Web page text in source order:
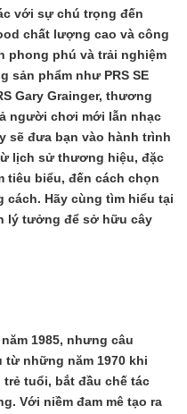
với sự chú trọng đến
chất lượng cao và công
phong phú và trải nghiệm
sản phẩm như PRS SE
Gary Grainger, thương
người chơi mới lẫn nhạc
sẽ đưa bạn vào hành trình
lịch sử thương hiệu, đặc
tiêu biểu, đến cách chọn
cách. Hãy cùng tìm hiểu tại
lý tưởng để sở hữu cây
1985, nhưng câu
những năm 1970 khi
trẻ tuổi, bắt đầu chế tác
Với niềm đam mê tạo ra